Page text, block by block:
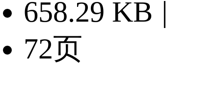
658.29 KB |
72页